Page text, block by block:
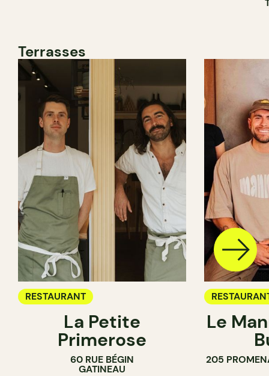
Terrasses
RESTAURANT
La Petite
Primerose
60 RUE BÉGIN
GATINEAU
Le
205